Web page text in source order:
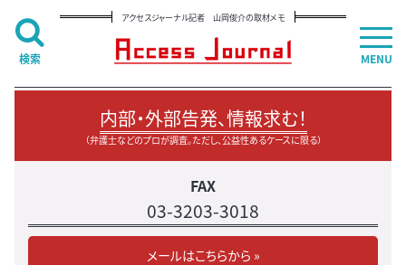
アクセスジャーナル記者 山岡俊介の取材メモ
内部・外部告発、情報求む！
（弁護士などのプロが調査。ただし、公益性あるケースに限る）
FAX
03-3203-3018
メールはこちらから »
MENU
検索